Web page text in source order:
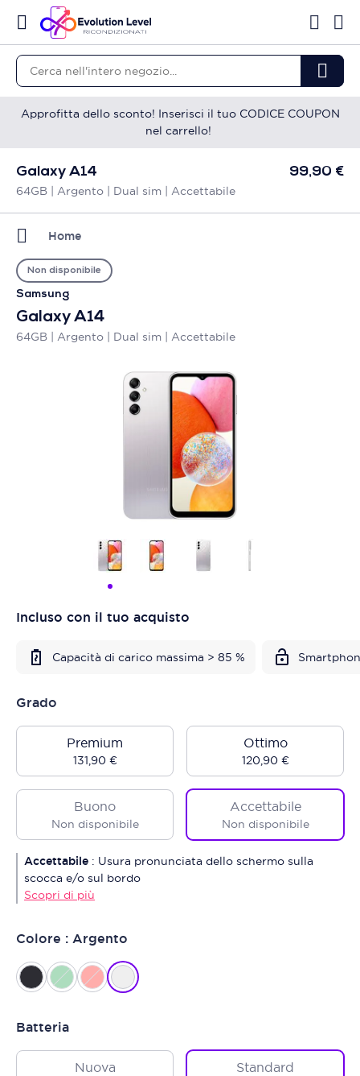
Approfitta dello sconto! Inserisci il tuo CODICE COUPON
nel carrello!
Galaxy A14
64GB | Argento | Dual sim | Accettabile
99,90 €
Home
Samsung
Galaxy A14
64GB | Argento | Dual sim | Accettabile
Non disponibile
Incluso con il tuo acquisto
Capacità di carico massima > 85 %
Grado
Premium
131,90 €
Ottimo
120,90 €
Buono
Non disponibile
Accettabile
Non disponibile
Accettabile : Usura pronunciata dello schermo sulla
scocca e/o sul bordo
Scopri di più
Colore : Argento
Batteria
Nuova Standard